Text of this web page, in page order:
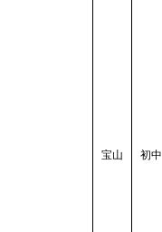
宝山 初中